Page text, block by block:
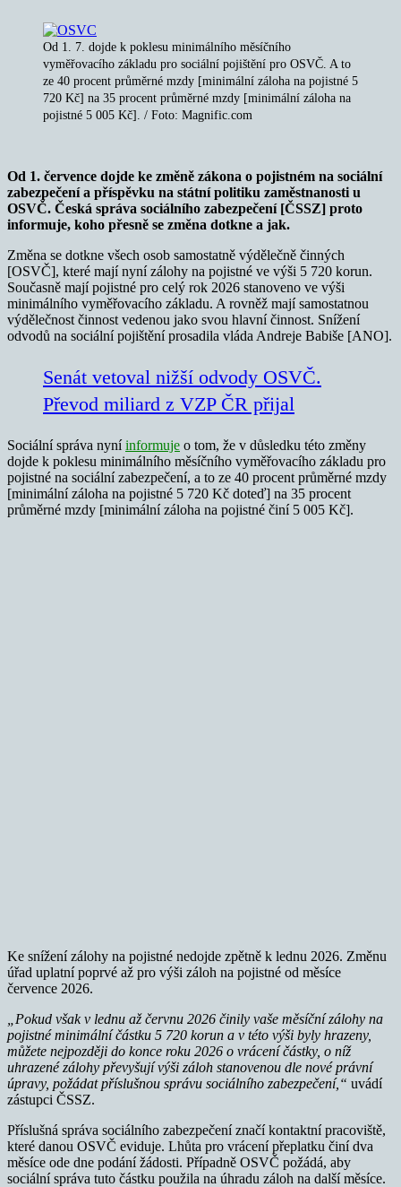
Od 1. 7. dojde k poklesu minimálního měsíčního
vyměřovacího základu pro sociální pojištění pro OSVČ. A to
ze 40 procent průměrné mzdy [minimální záloha na pojistné 5
720 Kč] na 35 procent průměrné mzdy [minimální záloha na
pojistné 5 005 Kč]. / Foto: Magnific.com
Od 1. července dojde ke změně zákona o pojistném na sociální
zabezpečení a příspěvku na státní politiku zaměstnanosti u
OSVČ. Česká správa sociálního zabezpečení [ČSSZ] proto
informuje, koho přesně se změna dotkne a jak.
Změna se dotkne všech osob samostatně výdělečně činných
[OSVČ], které mají nyní zálohy na pojistné ve výši 5 720 korun.
Současně mají pojistné pro celý rok 2026 stanoveno ve výši
minimálního vyměřovacího základu. A rovněž mají samostatnou
výdělečnost činnost vedenou jako svou hlavní činnost. Snížení
odvodů na sociální pojištění prosadila vláda Andreje Babiše [ANO].
Senát vetoval nižší odvody OSVČ.
Převod miliard z VZP ČR přijal
Sociální správa nyníinformuje o tom, že v důsledku této změny
dojde k poklesu minimálního měsíčního vyměřovacího základu pro
pojistné na sociální zabezpečení, a to ze 40 procent průměrné mzdy
[minimální záloha na pojistné 5 720 Kč doteď] na 35 procent
průměrné mzdy [minimální záloha na pojistné činí 5 005 Kč].
Ke snížení zálohy na pojistné nedojde zpětně k lednu 2026. Změnu
úřad uplatní poprvé až pro výši záloh na pojistné od měsíce
července 2026.
„Pokud však v lednu až červnu 2026 činily vaše měsíční zálohy na
pojistné minimální částku 5 720 korun a v této výši byly hrazeny,
můžete nejpozději do konce roku 2026 o vrácení částky, o níž
uhrazené zálohy převyšují výši záloh stanovenou dle nové právní
úpravy, požádat příslušnou správu sociálního zabezpečení,“ uvádí
zástupci ČSSZ.
Příslušná správa sociálního zabezpečení značí kontaktní pracoviště,
které danou OSVČ eviduje. Lhůta pro vrácení přeplatku činí dva
měsíce ode dne podání žádosti. Případně OSVČ požádá, aby
sociální správa tuto částku použila na úhradu záloh na další měsíce.